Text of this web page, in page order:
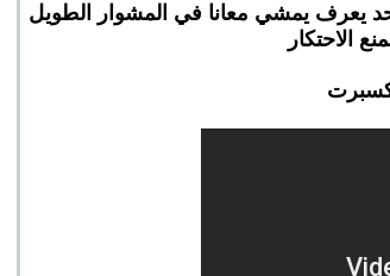
يعرف يمشي معانا في المشوار الطويل
الاحتكار